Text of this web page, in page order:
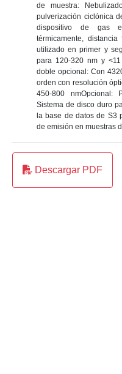
de muestra:
pulverización ciclónica
dispositivo de gas
térmicamente,
utilizado en primer y
para 120-320 nm y
doble opcional: Con
orden con resolución
450-800 nmOpcional:
Sistema de disco duro
la base de datos de S3
de emisión en muestras
Descargar PDF